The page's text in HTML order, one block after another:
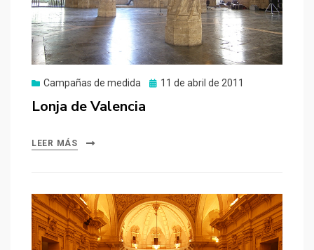
Campañas de medida
Publicado
11 de abril de 2011
Lonja de Valencia
LEER MÁS